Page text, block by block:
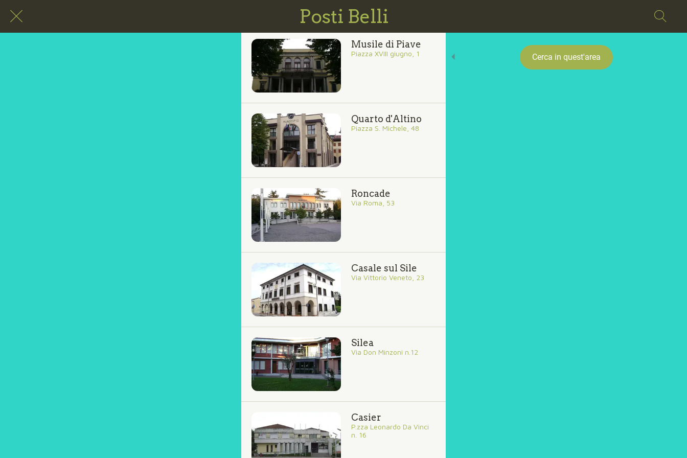
Posti Belli
Musile di Piave
Piazza XVIII giugno, 1
Quarto d'Altino
Piazza S. Michele, 48
Roncade
Via Roma, 53
Casale sul Sile
Via Vittorio Veneto, 23
Silea
Via Don Minzoni n.12
Casier
P.zza Leonardo Da Vinci
n. 16
Cerca in quest'area